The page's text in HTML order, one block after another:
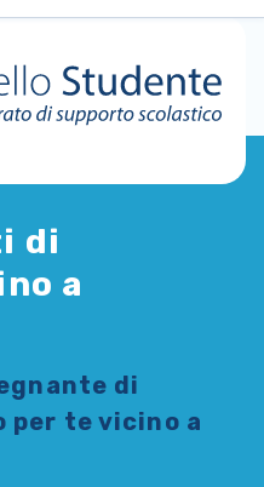
di
a
di
te vicino a